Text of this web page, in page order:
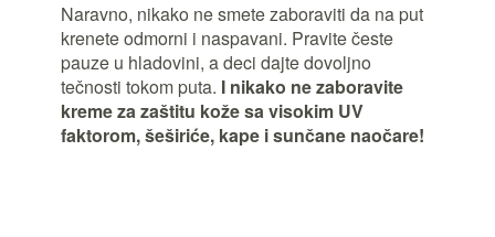
Naravno, nikako ne smete zaboraviti da na put
krenete odmorni i naspavani. Pravite česte
pauze u hladovini, a deci dajte dovoljno
tečnosti tokom puta. I nikako ne zaboravite
kreme za zaštitu kože sa visokim UV
faktorom, šeširiće, kape i sunčane naočare!